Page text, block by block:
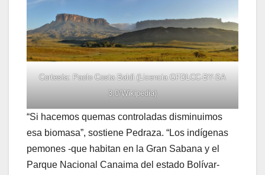
Cortesía: Paolo Costa Baldi (Licencia GFDLCC-BY-SA
3.0/Wikipedia)
“Si hacemos quemas controladas disminuimos
esa biomasa”, sostiene Pedraza. “Los indígenas
pemones -que habitan en la Gran Sabana y el
Parque Nacional Canaima del estado Bolívar-